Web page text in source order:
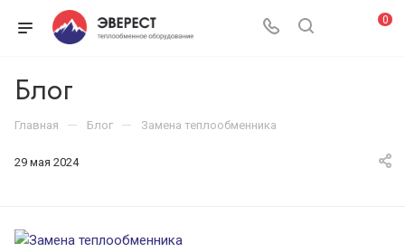
0
Блог
Главная — Блог — Замена теплообменника
29 мая 2024